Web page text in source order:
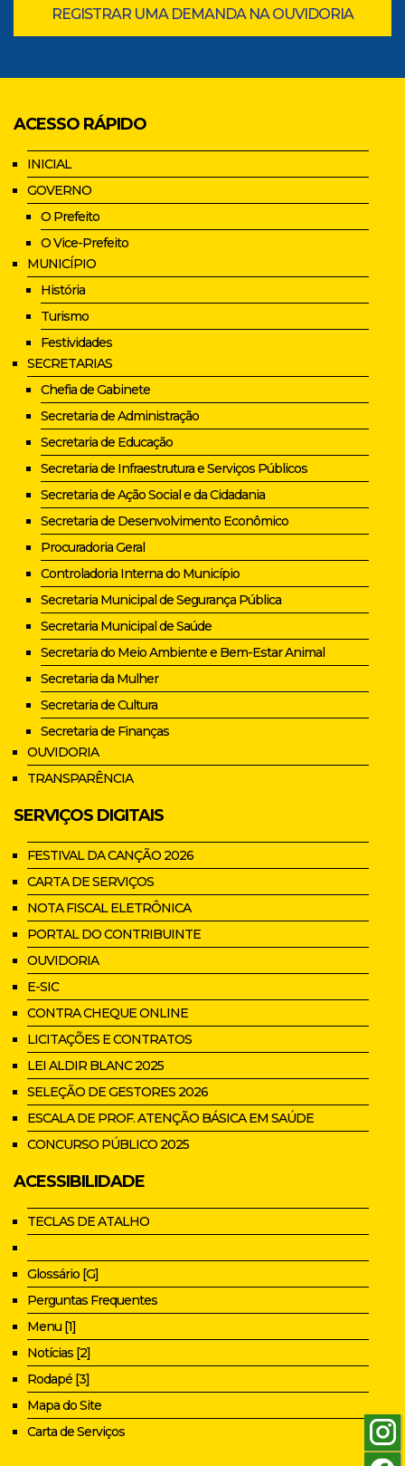
REGISTRAR UMA DEMANDA NA OUVIDORIA
ACESSO RÁPIDO
INICIAL
GOVERNO
O Prefeito
O Vice-Prefeito
MUNICÍPIO
História
Turismo
Festividades
SECRETARIAS
Chefia de Gabinete
Secretaria de Administração
Secretaria de Educação
Secretaria de Infraestrutura e Serviços Públicos
Secretaria de Ação Social e da Cidadania
Secretaria de Desenvolvimento Econômico
Procuradoria Geral
Controladoria Interna do Município
Secretaria Municipal de Segurança Pública
Secretaria Municipal de Saúde
Secretaria do Meio Ambiente e Bem-Estar Animal
Secretaria da Mulher
Secretaria de Cultura
Secretaria de Finanças
OUVIDORIA
TRANSPARÊNCIA
SERVIÇOS DIGITAIS
FESTIVAL DA CANÇÃO 2026
CARTA DE SERVIÇOS
NOTA FISCAL ELETRÔNICA
PORTAL DO CONTRIBUINTE
OUVIDORIA
E-SIC
CONTRA CHEQUE ONLINE
LICITAÇÕES E CONTRATOS
LEI ALDIR BLANC 2025
SELEÇÃO DE GESTORES 2026
ESCALA DE PROF. ATENÇÃO BÁSICA EM SAÚDE
CONCURSO PÚBLICO 2025
ACESSIBILIDADE
TECLAS DE ATALHO
Glossário [G]
Perguntas Frequentes
Menu [1]
Notícias [2]
Rodapé [3]
Mapa do Site
Carta de Serviços